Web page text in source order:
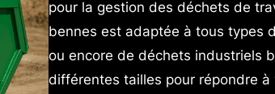
pour la gestion des déchets de
bennes est adaptée à tous types
ou encore de déchets industriels
différentes tailles pour répondre